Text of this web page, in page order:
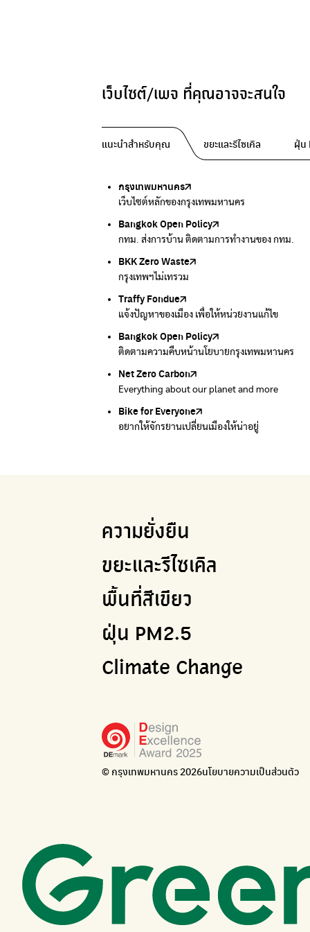
เว็บไซต์/เพจ ที่คุณอาจจะสนใจ
แนะนำสำหรับคุณ ขยะและรีไซเคิล ฝุ่น
กรุงเทพมหานคร
เว็บไซต์หลักของกรุงเทพมหานคร
Bangkok Open Policy
กทม. ส่งการบ้าน ติดตามการทำงานของ กทม.
BKK Zero Waste
กรุงเทพฯไม่เทรวม
Traffy Fondue
แจ้งปัญหาของเมือง เพื่อให้หน่วยงานแก้ไข
Bangkok Open Policy
ติดตามความคืบหน้านโยบายกรุงเทพมหานคร
Net Zero Carbon
Everything about our planet and more
Bike for Everyone
อยากให้จักรยานเปลี่ยนเมืองให้น่าอยู่
Traffy Fondue
แจ้งปัญหาขยะ เพื่อให้หน่วยงานแก้ไข
CHULA Zero Waste
จัดการขยะภายในพื้นที่อย่างเป็นระบบ
กรมควบคุมมลพิษ
แหล่งข้อมูลเกี่ยวกับมาตรฐานคุณภาพอากาศ น้ำ แ
Recycle day
Platform เปลี่ยนพฤติกรรมการแยกขยะ
WASTE BUY delivery
รับซื้อขยะถึงบ้าน
Green map
แผนที่เกี่ยวกับการแยกขยะแบบครบจบในที่เดียว
Traffy Fondue
แจ้งปัญหาฝุ่น เพื่อให้หน่วยงานแก้ไข
กรมควบคุมมลพิษ
แหล่งข้อมูลเกี่ยวกับมาตรฐานคุณภาพอากาศ น้ำ แ
Greenpeace
มูลนิธิสภาประชาชนเพื่อสิ่งแวดล้อม
Bangkok Trees
ความคืบหน้าโครงการต้นไม้ล้านต้น
Thai Green Urban (TGU)
ระบบฐานข้อมูลด้านสิ่งแวดล้อมและพื้นที่สีเขียว
กระทรวงทรัพยากรธรรมชาติและสิ่งแวดล้อม
กรมส่งเสริมคุณภาพและสิ่งแวดล้อม
DCCE
กรมการเปลี่ยนแปลงสภาพภูมิอากาศและสิ่งแวดล้
Greenpeace
มูลนิธิสภาประชาชนเพื่อสิ่งแวดล้อม
Carbon Footprint Thailand
เรียนรู้เครื่องมือคำนวณคาร์บอนฟุตพริ้นท์
EJF Thailand
Environmental Justice Foundation Thailand
ความยั่งยืน
ขยะและรีไซเคิล
พื้นที่สีเขียว
ฝุ่น PM2.5
Climate Change
© กรุงเทพมหานคร 2026นโยบายความเป็นส่วนตัว